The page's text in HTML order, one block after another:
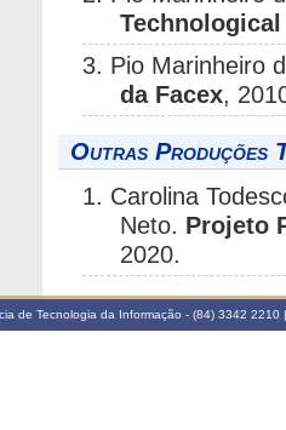
3. Pio Marinheiro
da Facex,
Outras Produções
1. Carolina
Neto. Projeto
2020.
de Tecnologia da Informação - (84) 3342